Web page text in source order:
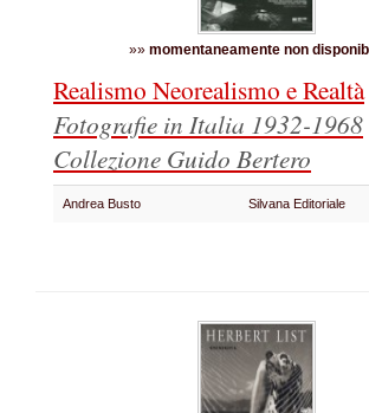
»» momentaneamente non
Realismo Neorealismo e Realtà
Fotografie in Italia 1932-1968
Collezione Guido Bertero
Andrea Busto Silvana Editoriale